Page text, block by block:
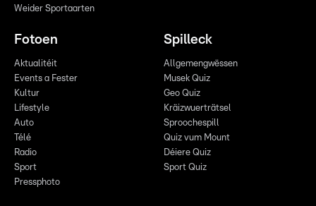
Weider Sportaarten
Fotoen
Aktualitéit
Events a Fester
Kultur
Lifestyle
Auto
Télé
Radio
Sport
Pressphoto
Spilleck
Allgemengwëssen
Musek Quiz
Geo Quiz
Kräizwuerträtsel
Sproochespill
Quiz vum Mount
Déiere Quiz
Sport Quiz